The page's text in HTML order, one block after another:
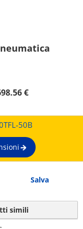
€
50B
Salva
simili